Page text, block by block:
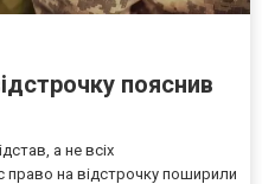
пояснив
а не всіх
право на відстрочку поширили